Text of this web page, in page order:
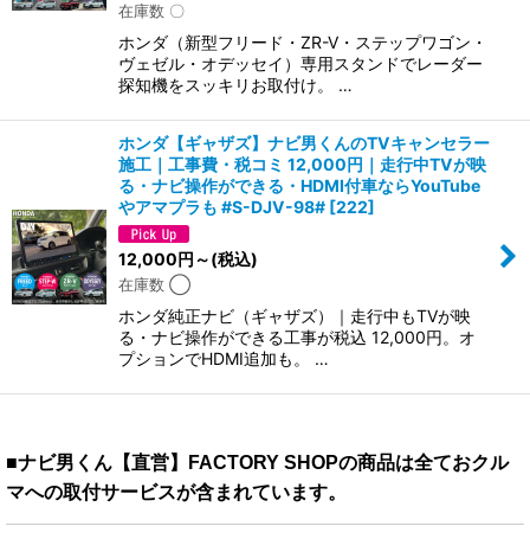
在庫数 〇
ホンダ（新型フリード・ZR-V・ステップワゴン・
ヴェゼル・オデッセイ）専用スタンドでレーダー
探知機をスッキリお取付け。 …
ホンダ【ギャザズ】ナビ男くんのTVキャンセラー
施工｜工事費・税コミ 12,000円｜走行中TVが映
る・ナビ操作ができる・HDMI付車ならYouTube
やアマプラも #S-DJV-98# [222]
12,000円 ～(税込)
在庫数 ◯
ホンダ純正ナビ（ギャザズ）｜走行中もTVが映
る・ナビ操作ができる工事が税込 12,000円。オ
プションでHDMI追加も。 …
■ナビ男くん【直営】FACTORY SHOPの商品は全ておクル
マへの取付サービスが含まれています。